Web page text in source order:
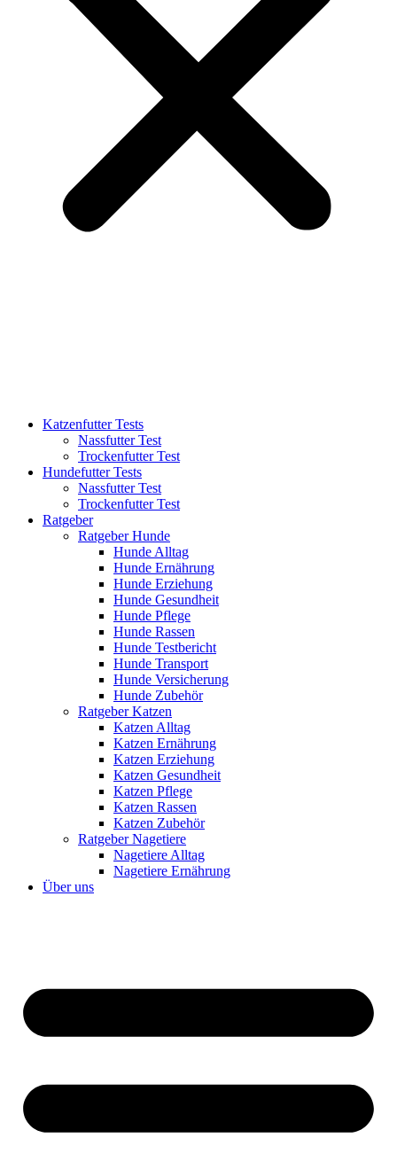
Katzenfutter Tests
Nassfutter Test
Trockenfutter Test
Hundefutter Tests
Nassfutter Test
Trockenfutter Test
Ratgeber
Ratgeber Hunde
Hunde Alltag
Hunde Ernährung
Hunde Erziehung
Hunde Gesundheit
Hunde Pflege
Hunde Rassen
Hunde Testbericht
Hunde Transport
Hunde Versicherung
Hunde Zubehör
Ratgeber Katzen
Katzen Alltag
Katzen Ernährung
Katzen Erziehung
Katzen Gesundheit
Katzen Pflege
Katzen Rassen
Katzen Zubehör
Ratgeber Nagetiere
Nagetiere Alltag
Nagetiere Ernährung
Über uns